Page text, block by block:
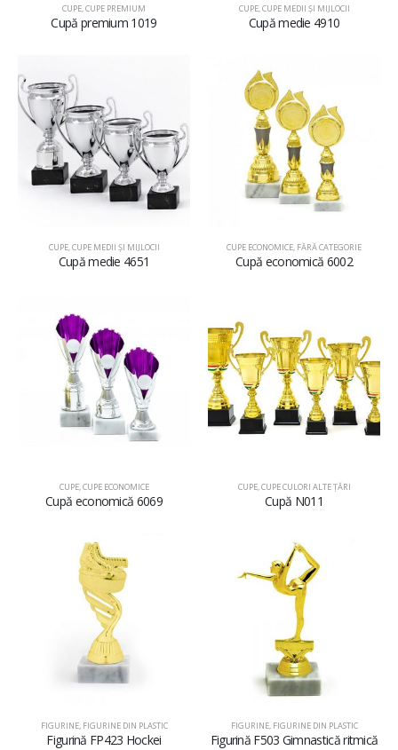
CUPE CUPE PREMIUM
Cupă premium 1019
CUPE, CUPE MEDII ŞI MIJLOCII
Cupă medie 4910
CUPE,CUPE MEDII ŞI MIJLOCII
Cupă medie 4651
CUPE ECONOMICE, FĂRĂ CATEGORIE
Cupă economică 6002
CUPE, CUPE ECONOMICE
Cupă economică 6069
CUPE, CUPE CULORI ALTE ȚĂRI
Cupă N011
FIGURINE, FIGURINE DIN PLASTIC
Figurină FP423 Hockei
FIGURINE, FIGURINE DIN PLASTIC
Figurină F503 Gimnastică ritmică